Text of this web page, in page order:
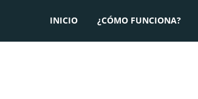
INICIO ¿CÓMO FUNCIONA?